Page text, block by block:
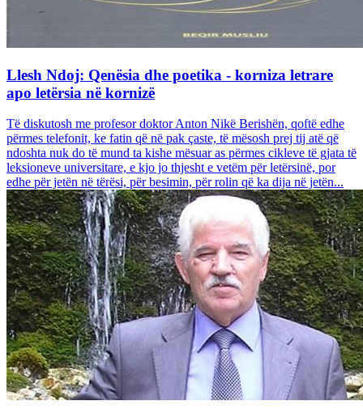
Llesh Ndoj: Qenësia dhe poetika - korniza letrare
apo letërsia në kornizë
Të diskutosh me profesor doktor Anton Nikë Berishën, qoftë edhe
përmes telefonit, ke fatin që në pak çaste, të mësosh prej tij atë që
ndoshta nuk do të mund ta kishe mësuar as përmes cikleve të gjata të
leksioneve universitare, e kjo jo thjesht e vetëm për letërsinë, por
edhe për jetën në tërësi, për besimin, për rolin që ka dija në jetën...